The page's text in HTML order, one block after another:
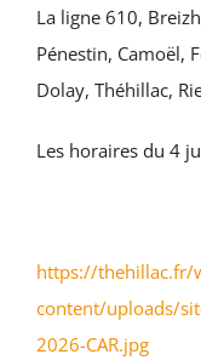
CULTURE &
SANTÉ & SOCIAL
La ligne 610,
Pénestin, Camoël,
Dolay, Théhillac,
Les horaires du 4
https://thehillac.fr/
content/uploads/
2026-CAR.jpg